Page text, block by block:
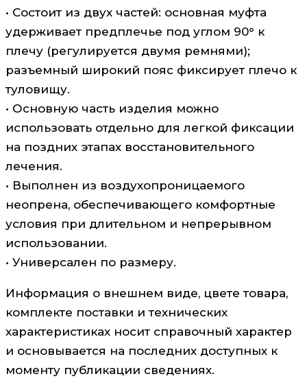
• Состоит из двух частей: основная муфта
удерживает предплечье под углом 90° к
плечу (регулируется двумя ремнями);
разъемный широкий пояс фиксирует плечо к
туловищу.
• Основную часть изделия можно
использовать отдельно для легкой фиксации
на поздних этапах восстановительного
лечения.
• Выполнен из воздухопроницаемого
неопрена, обеспечивающего комфортные
условия при длительном и непрерывном
использовании.
• Универсален по размеру.
Информация о внешнем виде, цвете товара,
комплекте поставки и технических
характеристиках носит справочный характер
и основывается на последних доступных к
моменту публикации сведениях.